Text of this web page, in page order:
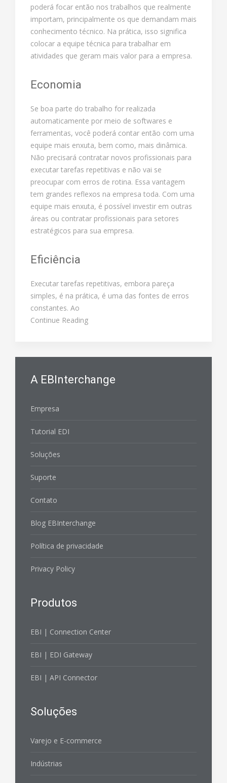
poderá focar então nos trabalhos que realmente
importam, principalmente os que demandam mais
conhecimento técnico. Na prática, isso significa
colocar a equipe técnica para trabalhar em
atividades que geram mais valor para a empresa.
Economia
Se boa parte do trabalho for realizada
automaticamente por meio de softwares e
ferramentas, você poderá contar então com uma
equipe mais enxuta, bem como, mais dinâmica.
Não precisará contratar novos profissionais para
executar tarefas repetitivas e não vai se
preocupar com erros de rotina. Essa vantagem
tem grandes reflexos na empresa toda. Com uma
equipe mais enxuta, é possível investir em outras
áreas ou contratar profissionais para setores
estratégicos para sua empresa.
Eficiência
Executar tarefas repetitivas, embora pareça
simples, é na prática, é uma das fontes de erros
constantes. Ao
Continue Reading
A EBInterchange
Empresa
Tutorial EDI
Soluções
Suporte
Contato
Blog EBInterchange
Política de privacidade
Privacy Policy
Produtos
EBI | Connection Center
EBI | EDI Gateway
EBI | API Connector
Soluções
Varejo e E-commerce
Indústrias